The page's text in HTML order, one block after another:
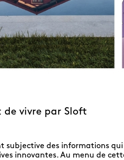
vivre par Sloft
subjective des informations
innovantes. Au menu de